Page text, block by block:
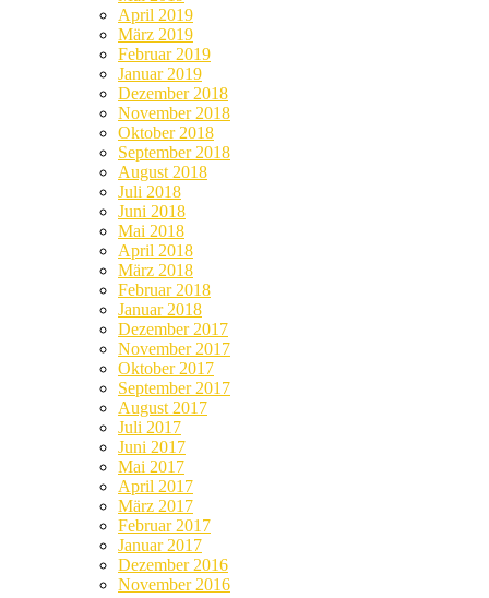
April 2019
März 2019
Februar 2019
Januar 2019
Dezember 2018
November 2018
Oktober 2018
September 2018
August 2018
Juli 2018
Juni 2018
Mai 2018
April 2018
März 2018
Februar 2018
Januar 2018
Dezember 2017
November 2017
Oktober 2017
September 2017
August 2017
Juli 2017
Juni 2017
Mai 2017
April 2017
März 2017
Februar 2017
Januar 2017
Dezember 2016
November 2016